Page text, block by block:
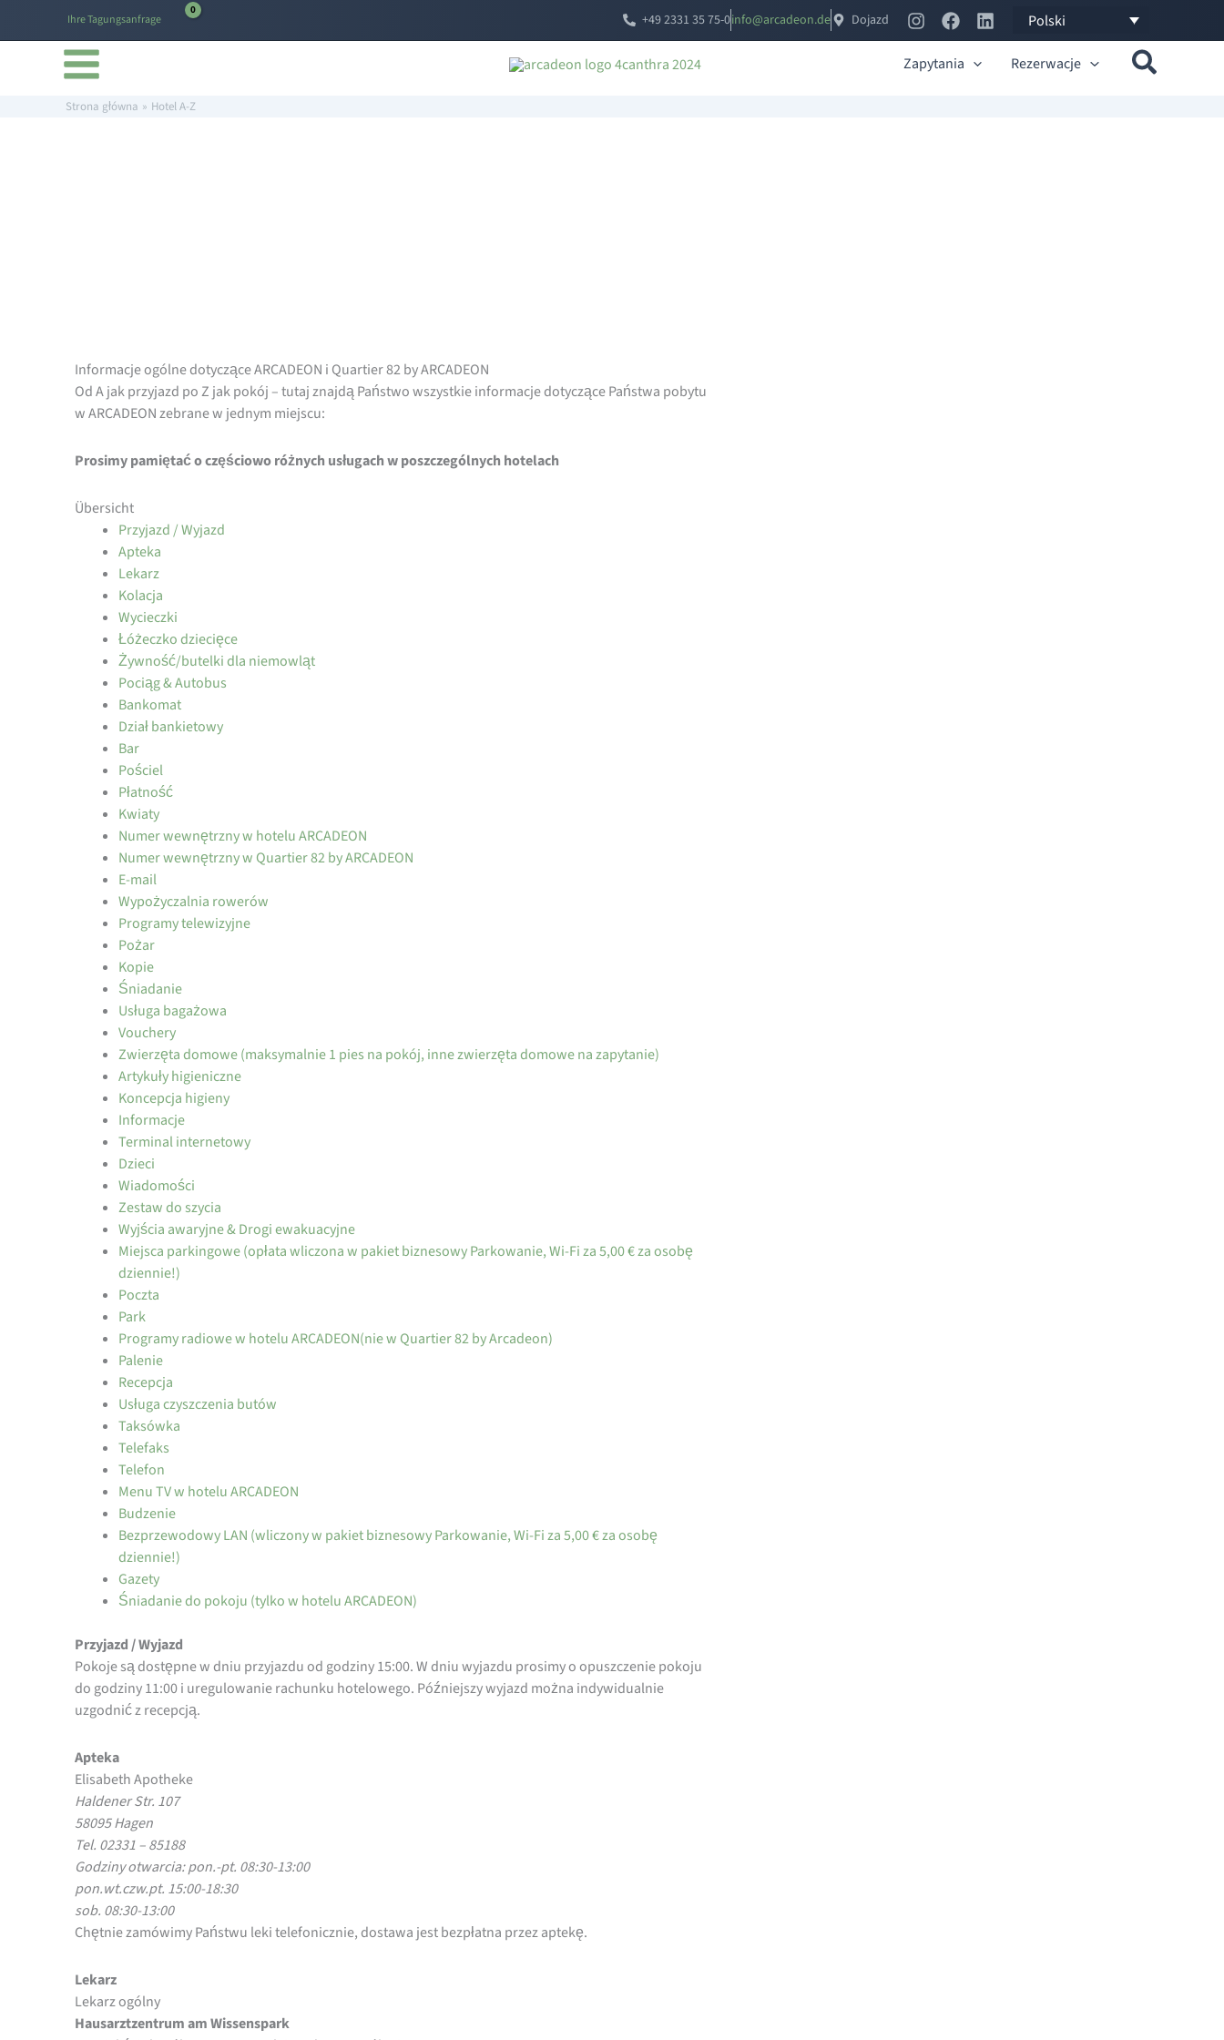
Ihre Tagungsanfrage +49 2331 35 75-0 ed.no
edacr
a@ofn
i Dojazd Polski
Zapytania Rezerwacje
Strona główna Hotel A-Z
Informacje ogólne dotyczące ARCADEON i Quartier 82 by ARCADEON
Od A jak przyjazd po Z jak pokój – tutaj znajdą Państwo wszystkie informacje dotyczące Państwa pobytu
w ARCADEON zebrane w jednym miejscu:
Prosimy pamiętać o częściowo różnych usługach w poszczególnych hotelach
Übersicht
Przyjazd / Wyjazd
Apteka
Lekarz
Kolacja
Wycieczki
Łóżeczko dziecięce
Żywność/butelki dla niemowląt
Pociąg & Autobus
Bankomat
Dział bankietowy
Bar
Pościel
Płatność
Kwiaty
Numer wewnętrzny w hotelu ARCADEON
Numer wewnętrzny w Quartier 82 by ARCADEON
E-mail
Wypożyczalnia rowerów
Programy telewizyjne
Pożar
Kopie
Śniadanie
Usługa bagażowa
Vouchery
Zwierzęta domowe (maksymalnie 1 pies na pokój, inne zwierzęta domowe na zapytanie)
Artykuły higieniczne
Koncepcja higieny
Informacje
Terminal internetowy
Dzieci
Wiadomości
Zestaw do szycia
Wyjścia awaryjne & Drogi ewakuacyjne
Miejsca parkingowe (opłata wliczona w pakiet biznesowy Parkowanie, Wi-Fi za 5,00 € za osobę
dziennie!)
Poczta
Park
Programy radiowe w hotelu ARCADEON(nie w Quartier 82 by Arcadeon)
Palenie
Recepcja
Usługa czyszczenia butów
Taksówka
Telefaks
Telefon
Menu TV w hotelu ARCADEON
Budzenie
Bezprzewodowy LAN (wliczony w pakiet biznesowy Parkowanie, Wi-Fi za 5,00 € za osobę
dziennie!)
Gazety
Śniadanie do pokoju (tylko w hotelu ARCADEON)
Przyjazd / Wyjazd
Pokoje są dostępne w dniu przyjazdu od godziny 15:00. W dniu wyjazdu prosimy o opuszczenie pokoju
do godziny 11:00 i uregulowanie rachunku hotelowego. Późniejszy wyjazd można indywidualnie
uzgodnić z recepcją.
Apteka
Elisabeth Apotheke
Haldener Str. 107
58095 Hagen
Tel. 02331 – 85188
Godziny otwarcia: pon.-pt. 08:30-13:00
pon.wt.czw.pt. 15:00-18:30
sob. 08:30-13:00
Chętnie zamówimy Państwu leki telefonicznie, dostawa jest bezpłatna przez aptekę.
Lekarz
Lekarz ogólny
Hausarztzentrum am Wissenspark